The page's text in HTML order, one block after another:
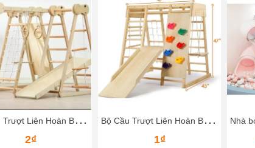
B
ộ Cầu Trượt Liên Hoàn Bằng Gỗ – Vận Động Leo Núi, Trượt Dốc Cho Bé
2₫
B
ộ Cầu Trượt Liên Hoàn Bằng Gỗ Cho Bé – Khu Vui Chơi Mini Ngay Tại Nhà
1₫